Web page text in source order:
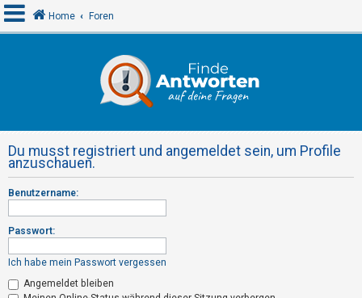
e
l
d
e
n
R
e
Home Foren
Du musst registriert und angemeldet sein, um Profile
anzuschauen.
Benutzername:
Passwort:
Ich habe mein Passwort vergessen
Angemeldet bleiben